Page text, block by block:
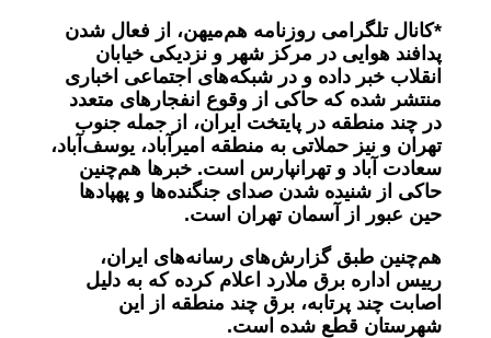
*کانال تلگرامی روزنامه هم‌میهن، از فعال شدن
پدافند هوایی در مرکز شهر و نزدیکی خیابان
انقلاب خبر داده و در شبکه‌های اجتماعی اخباری
منتشر شده که حاکی از وقوع انفجارهای متعدد
در چند منطقه در پایتخت ایران، از جمله جنوب
تهران و نیز حملاتی به منطقه امیرآباد، یوسف‌آباد،
سعادت آباد و تهرانپارس است. خبرها هم‌چنین
حاکی از شنیده شدن صدای جنگنده‌‌ها و پهپادها
حین عبور از آسمان تهران است.
هم‌چنین طبق گزارش‌های رسانه‌های ایران،
رییس اداره برق ملارد اعلام کرده که به دلیل
اصابت چند پرتابه، برق چند منطقه از این
شهرستان قطع شده است.